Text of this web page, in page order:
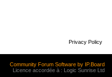
Privacy Policy
Community Forum Software by IP.Board
Licence accordée à : Logic Sunrise Ltd